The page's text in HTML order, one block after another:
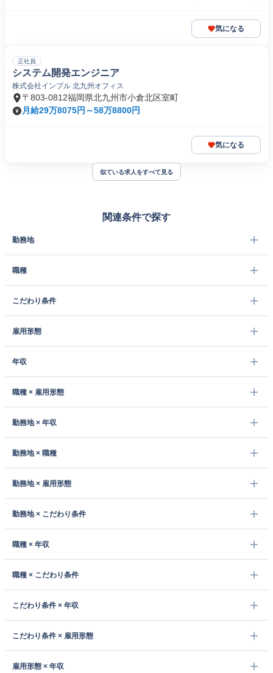
気になる
正社員
システム開発エンジニア
株式会社インプル 北九州オフィス
〒803-0812福岡県北九州市小倉北区室町
月給29万8075円～58万8800円
気になる
似ている求人をすべて見る
関連条件で探す
勤務地
職種
こだわり条件
雇用形態
年収
職種 × 雇用形態
勤務地 × 年収
勤務地 × 職種
勤務地 × 雇用形態
勤務地 × こだわり条件
職種 × 年収
職種 × こだわり条件
こだわり条件 × 年収
こだわり条件 × 雇用形態
雇用形態 × 年収